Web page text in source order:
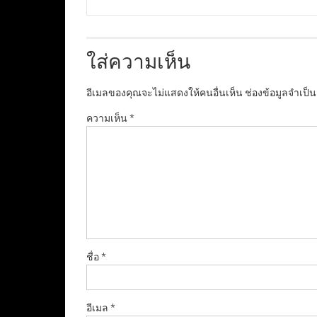
ใส่ความเห็น
อีเมลของคุณจะไม่แสดงให้คนอื่นเห็น ช่องข้อมูลจำเป็
ความเห็น*
ชื่อ*
อีเมล *